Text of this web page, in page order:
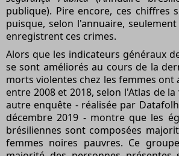
publique). Pire encore, ces chiffres
puisque, selon l'annuaire,
enregistrent ces crimes.
Alors que les indicateurs généraux
se sont améliorés au cours de la
morts violentes chez les femmes ont
entre 2008 et 2018, selon l'Atlas de
autre enquête - réalisée par
décembre 2019 - montre que les
brésiliennes sont composées
femmes noires pauvres. Ce